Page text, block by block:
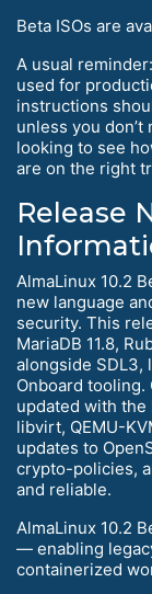
Beta ISOs are
A usual
used for
instructions
unless you
looking to see
are on the right
Release
AlmaLinux 10.2
new language
security. This
MariaDB 11.8,
alongside SDL3,
Onboard
updated with the
libvirt, QEMU-
updates to
crypto-policies,
and reliable.
AlmaLinux 10.2
— enabling
containerized